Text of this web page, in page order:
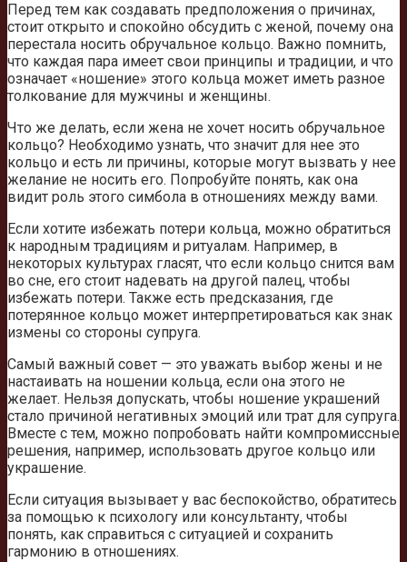
Перед тем как создавать предположения о причинах,
стоит открыто и спокойно обсудить с женой, почему она
перестала носить обручальное кольцо. Важно помнить,
что каждая пара имеет свои принципы и традиции, и что
означает «ношение» этого кольца может иметь разное
толкование для мужчины и женщины.
Что же делать, если жена не хочет носить обручальное
кольцо? Необходимо узнать, что значит для нее это
кольцо и есть ли причины, которые могут вызвать у нее
желание не носить его. Попробуйте понять, как она
видит роль этого симбола в отношениях между вами.
Если хотите избежать потери кольца, можно обратиться
к народным традициям и ритуалам. Например, в
некоторых культурах гласят, что если кольцо снится вам
во сне, его стоит надевать на другой палец, чтобы
избежать потери. Также есть предсказания, где
потерянное кольцо может интерпретироваться как знак
измены со стороны супруга.
Самый важный совет — это уважать выбор жены и не
настаивать на ношении кольца, если она этого не
желает. Нельзя допускать, чтобы ношение украшений
стало причиной негативных эмоций или трат для супруга.
Вместе с тем, можно попробовать найти компромиссные
решения, например, использовать другое кольцо или
украшение.
Если ситуация вызывает у вас беспокойство, обратитесь
за помощью к психологу или консультанту, чтобы
понять, как справиться с ситуацией и сохранить
гармонию в отношениях.